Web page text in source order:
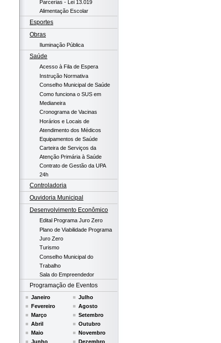
Parcerias - Lei 13.019
Alimentação Escolar
Esportes
Obras
Iluminação Pública
Saúde
Acesso à Fila de Espera
Instrução Normativa
Conselho Municipal de Saúde
Como funciona o SUS em
Medianeira
Cronograma de Vacinas
Horários e Locais de
Atendimento dos Médicos
Equipamentos de Saúde
Carteira de Serviços da
Atenção Primária à Saúde
Contrato de Gestão da UPA
24h
Controladoria
Ouvidoria Municipal
Desenvolvimento Econômico
Edital Programa Juro Zero
Plano de Viabilidade Programa
Juro Zero
Turismo
Conselho Municipal do
Trabalho
Sala do Empreendedor
Programação de Eventos
Janeiro
Fevereiro
Março
Abril
Maio
Junho
Julho
Agosto
Setembro
Outubro
Novembro
Dezembro